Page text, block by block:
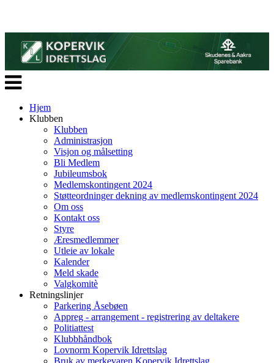
Veksle
navigasjon
Hjem
Klubben
Klubben
Administrasjon
Visjon og målsetting
Bli Medlem
Jubileumsbok
Medlemskontingent 2024
Støtteordninger dekning av medlemskontingent 2024
Om oss
Kontakt oss
Styre
Æresmedlemmer
Utleie av lokale
Kalender
Meld skade
Valgkomitè
Retningslinjer
Parkering Åsebøen
Appreg - arrangement - registrering av deltakere
Politiattest
Klubbhåndbok
Lovnorm Kopervik Idrettslag
Bruk av merkevaren Kopervik Idrettslag